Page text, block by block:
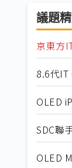
議題
京東方
8.6代
OLED
SDC聯
OLED